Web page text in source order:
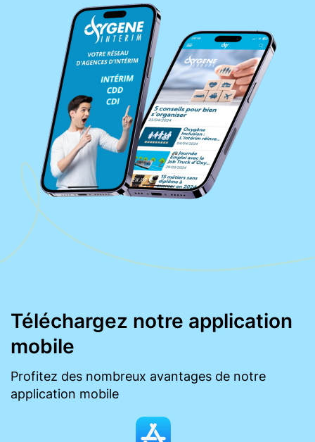
Téléchargez notre application
mobile
Profitez des nombreux avantages de notre
application mobile